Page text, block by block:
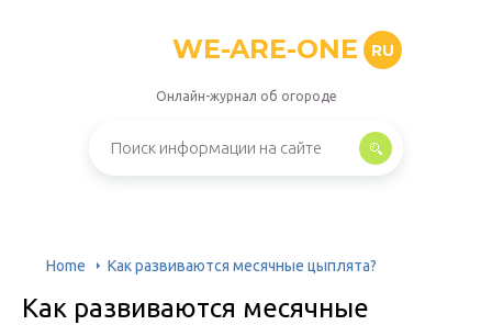
WE-ARE-ONE RU
Онлайн-журнал об огороде
Home Как развиваются месячные цыплята?
Как развиваются месячные